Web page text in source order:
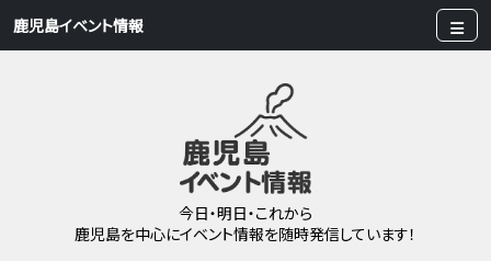
鹿児島イベント情報
今日・明日・これから
鹿児島を中心にイベント情報を随時発信しています！